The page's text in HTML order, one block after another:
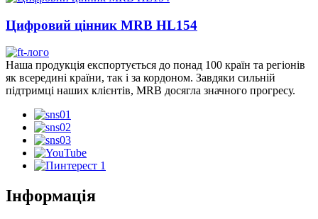
Цифровий цінник MRB HL154
Наша продукція експортується до понад 100 країн та регіонів
як всередині країни, так і за кордоном. Завдяки сильній
підтримці наших клієнтів, MRB досягла значного прогресу.
Інформація